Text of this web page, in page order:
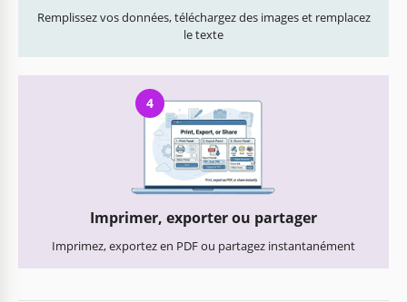
Remplissez vos données, téléchargez des images et remplacez
le texte
4
Imprimer, exporter ou partager
Imprimez, exportez en PDF ou partagez instantanément